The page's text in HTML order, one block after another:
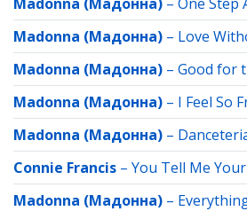
Madonna (Мадонна) – Love
Madonna (Мадонна) – Good for
Madonna (Мадонна) – I Feel So
Madonna (Мадонна) –
Connie Francis – You Tell Me
Madonna (Мадонна) –